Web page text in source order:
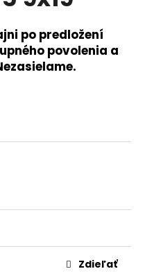
po predložení
povolenia a
Zdieľať